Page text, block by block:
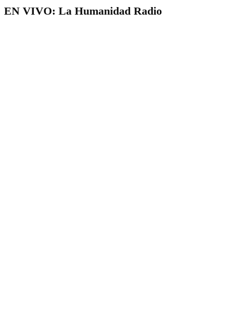
EN VIVO: La Humanidad Radio